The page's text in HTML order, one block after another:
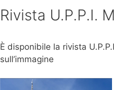
Rivista U.P.P.I.
È disponibile la rivista
sull’immagine